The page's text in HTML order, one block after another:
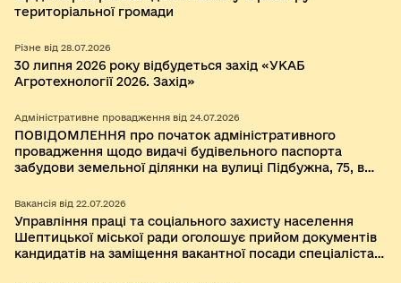
територіальної громади
Різне від 28.07.2026
30 липня 2026 року відбудеться захід «УКАБ
Агротехнології 2026. Захід»
Адміністративне провадження від 24.07.2026
ПОВІДОМЛЕННЯ про початок адміністративного
провадження щодо видачі будівельного паспорта
забудови земельної ділянки на вулиці Підбужна, 75, в
Вакансія від 22.07.2026
Управління праці та соціального захисту населення
Шептицької міської ради оголошує прийом документів
кандидатів на заміщення вакантної посади спеціаліста I